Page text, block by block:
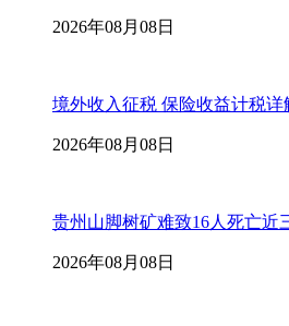
2026年08月08日
境外收入征税 保险收益计税详
2026年08月08日
贵州山脚树矿难致16人死亡近
2026年08月08日